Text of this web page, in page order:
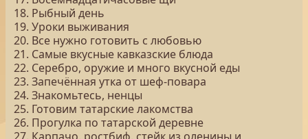
18. Рыбный день
19. Уроки выживания
20. Все нужно готовить с любовью
21. Самые вкусные кавказские блюда
22. Серебро, оружие и много вкусной еды
23. Запечённая утка от шеф-повара
24. Знакомьтесь, ненцы
25. Готовим татарские лакомства
26. Прогулка по татарской деревне